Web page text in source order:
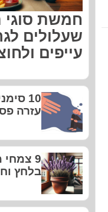
חמשת סוגי
שעלולים
עייפים
10
עזרה
9
בלחץ